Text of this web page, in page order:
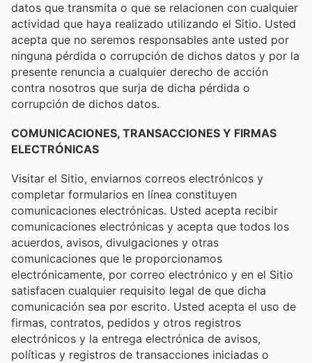
datos que transmita o que se relacionen con cualquier
actividad que haya realizado utilizando el Sitio. Usted
acepta que no seremos responsables ante usted por
ninguna pérdida o corrupción de dichos datos y por la
presente renuncia a cualquier derecho de acción
contra nosotros que surja de dicha pérdida o
corrupción de dichos datos.
COMUNICACIONES, TRANSACCIONES Y FIRMAS
ELECTRÓNICAS
Visitar el Sitio, enviarnos correos electrónicos y
completar formularios en línea constituyen
comunicaciones electrónicas. Usted acepta recibir
comunicaciones electrónicas y acepta que todos los
acuerdos, avisos, divulgaciones y otras
comunicaciones que le proporcionamos
electrónicamente, por correo electrónico y en el Sitio
satisfacen cualquier requisito legal de que dicha
comunicación sea por escrito. Usted acepta el uso de
firmas, contratos, pedidos y otros registros
electrónicos y la entrega electrónica de avisos,
políticas y registros de transacciones iniciadas o